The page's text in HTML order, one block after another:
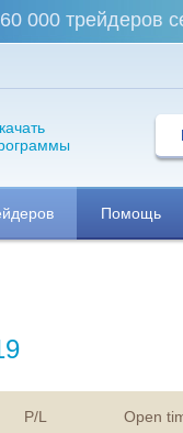
000 трейдеров
Помощь
P/L Open